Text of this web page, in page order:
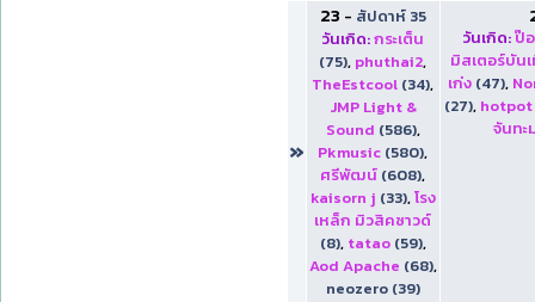
»
23 - สัปดาห์ 35
วันเกิด:กระเต็น
(75), phuthai2,
TheEstcool (34),
JMP Light &
Sound (586),
Pkmusic (580),
ศรีพัฒน์ (608),
kaisorn j (33),โรง
เหล็ก มิวสิคซาวด์
(8), tatao (59),
Aod Apache (68),
neozero (39)
วันเกิด:ป๊
มิสเตอร์บัน
เก่ง (47),
(27), hotpot
จันทะ